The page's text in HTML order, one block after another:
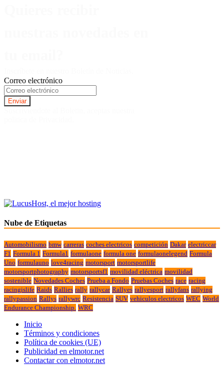
Correo electrónico
Nube de Etiquetas
Automobilismo bmw carreras coches electricos competición Dakar electriccar
F1 Formula 1 Formula1 formulaone formula one formulaonelegend Formula
Uno formulauno love4racing motorsport motorsportlife
motorsportphotography motorsportsf1 movilidad eléctrica movilidad
sostenible Novedades Coches Prueba a Fondo Pruebas Coches race racing
racingislife Raids Rallies rally rallycar Rallyes rallyesport rallyfans rallying
rallypassion Rallys rallywrc Resistencia SUV vehiculos electricos WEC World
Endurance Championship. WRC
Inicio
Términos y condiciones
Política de cookies (UE)
Publicidad en elmotor.net
Contactar con elmotor.net